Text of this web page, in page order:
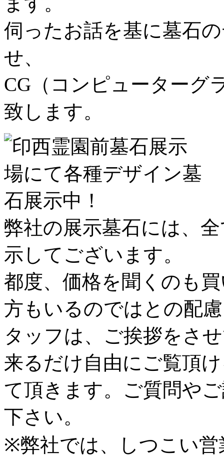
伺ったお話を基に墓石
せ、
CG（コンピューターグ
致します。
弊社の展示墓石には、
示してございます。
都度、価格を聞くのも
方もいるのではとの配
タッフは、ご挨拶をさ
来るだけ自由にご覧頂
て頂きます。ご質問や
下さい。
※弊社では、しつこい